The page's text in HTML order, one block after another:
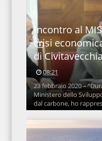
Incontro al
crisi
di
08:21
23 febbraio 2020 –
Ministero dello
dal carbone, ho